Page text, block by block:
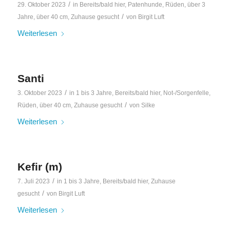
29. Oktober 2023 / in Bereits/bald hier, Patenhunde, Rüden, über 3
Jahre, über 40 cm, Zuhause gesucht / von Birgit Luft
Weiterlesen
Santi
3. Oktober 2023 / in 1 bis 3 Jahre, Bereits/bald hier, Not-/Sorgenfelle,
Rüden, über 40 cm, Zuhause gesucht / von Silke
Weiterlesen
Kefir (m)
7. Juli 2023 / in 1 bis 3 Jahre, Bereits/bald hier, Zuhause
gesucht / von Birgit Luft
Weiterlesen